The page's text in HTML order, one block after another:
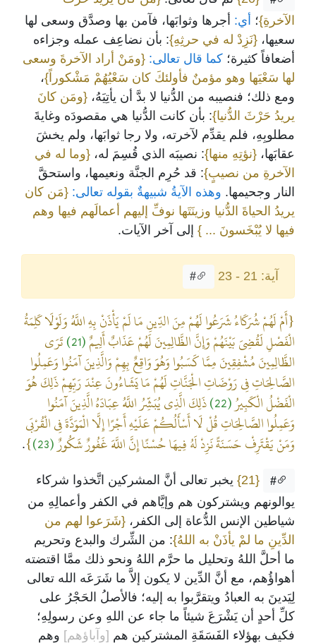
الآخرةِ}؛ أي: أجرها وثوابَها، فآمن بها وصدَّق وسعى لها
سعيها، {نَزِدْ له في حرثِهِ}: بأن نضاعِف عمله وجزاءه
أضعافاً كثيرة؛ كما قال تعالى: {ومَنْ أراد الآخرةَ وسعى
لها سَعْيَها وهو مؤمنٌ فأولئكَ كان سَعْيُهُمْ مَشْكوراً}،
ومع ذلك؛ فنصيبه من الدُّنيا لا بدَّ أن يأتِيَهُ، {ومَن كانَ
يريدُ حَرْثَ الدُّنيا}: بأن كانت الدُّنيا هي مقصودَه وغايةَ
مطلوبِهِ، فلم يقدِّم لآخرته، ولا رجا ثوابَها، ولم يخشَ
عقابَها، {نؤتِهِ منها}: نصيبَه الذي قُسِمَ له، {وما له في
الآخرةِ من نصيبٍ}: قد حُرِم الجنَّة ونعيمها، واستحقَّ
النار وجحيمها. وهذه الآيةُ شبيهةٌ بقوله تعالى: {مَن كان
يريدُ الحياةَ الدُّنيا وزينَتَها نوفِّ إليهم أعمالَهم فيها وهم
فيها لا يُبْخَسونَ ... } إلى آخر الآيات.
آية: 21 - 23 #
{أَمْ لَهُمْ شُرَكَاءُ شَرَعُوا لَهُمْ مِنَ الدِّينِ مَا لَمْ يَأْذَنْ بِهِ اللَّهُ وَلَوْلَا كَلِمَةُ
الْفَصْلِ لَقُضِيَ بَيْنَهُمْ وَإِنَّ الظَّالِمِينَ لَهُمْ عَذَابٌ أَلِيمٌ(21)
تَرَى
الظَّالِمِينَ مُشْفِقِينَ مِمَّا كَسَبُوا وَهُوَ وَاقِعٌ بِهِمْ وَالَّذِينَ آمَنُوا وَعَمِلُوا
الصَّالِحَاتِ فِي رَوْضَاتِ الْجَنَّاتِ لَهُمْ مَا يَشَاءُونَ عِنْدَ رَبِّهِمْ ذَلِكَ هُوَ
الْفَضْلُ الْكَبِيرُ(22)
ذَلِكَ الَّذِي يُبَشِّرُ اللَّهُ عِبَادَهُ الَّذِينَ آمَنُوا
وَعَمِلُوا الصَّالِحَاتِ قُلْ لَا أَسْأَلُكُمْ عَلَيْهِ أَجْرًا إِلَّا الْمَوَدَّةَ فِي الْقُرْبَى
وَمَنْ يَقْتَرِفْ حَسَنَةً نَزِدْ لَهُ فِيهَا حُسْنًا إِنَّ اللَّهَ غَفُورٌ شَكُورٌ(23)
}
.
#
{21}
يخبر تعالى أنَّ المشركين اتَّخذوا شركاء
يوالونهم ويشتركون هم وإيَّاهم في الكفر وأعمالِهِ من
شياطين الإنس الدُّعاة إلى الكفر، {شَرَعوا لهم من
الدِّينِ ما لمْ يأذَنْ به اللهُ}: من الشِّرك والبدع وتحريم
ما أحلَّ اللهُ وتحليل ما حرَّم اللهُ ونحو ذلك ممَّا اقتضته
أهواؤُهم، مع أنَّ الدِّين لا يكون إلاَّ ما شَرَعَه الله تعالى
لِيَدينَ به العبادُ ويتقرَّبوا به إليه؛ فالأصلُ الحَجْرُ على
كلِّ أحدٍ أن يَشْرَعَ شيئاً ما جاء عن اللهِ وعن رسولِهِ؛
فكيف بهؤلاء الفَسَقَةِ المشتركين هم [وآباؤهم] وهم